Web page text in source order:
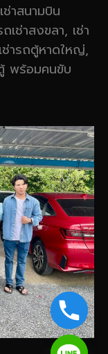
าสนามบิน
ช่าสงขลา, เช่า
ารถตู้หาดใหญ่,
พร้อมคนขับ